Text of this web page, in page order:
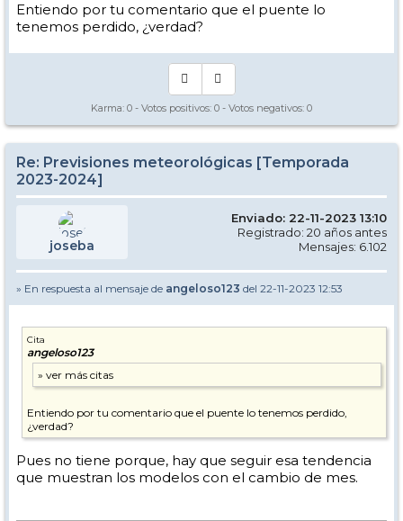
Entiendo por tu comentario que el puente lo
tenemos perdido, ¿verdad?
Karma: 0 - Votos positivos: 0 - Votos negativos: 0
Re: Previsiones meteorológicas [Temporada
2023-2024]
joseba
Enviado: 22-11-2023 13:10
Registrado: 20 años antes
Mensajes: 6.102
» En respuesta al mensaje de angeloso123 del 22-11-2023 12:53
Cita
angeloso123
Entiendo por tu comentario que el puente lo tenemos perdido,
¿verdad?
Pues no tiene porque, hay que seguir esa tendencia
que muestran los modelos con el cambio de mes.